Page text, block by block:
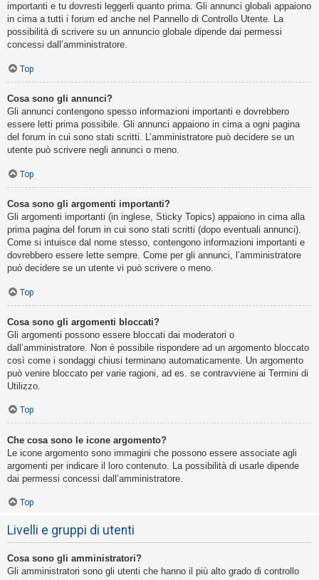
importanti e tu dovresti leggerli quanto prima. Gli annunci globali appaiono
in cima a tutti i forum ed anche nel Pannello di Controllo Utente. La
possibilità di scrivere su un annuncio globale dipende dai permessi
concessi dall’amministratore.
Top
Cosa sono gli annunci?
Gli annunci contengono spesso informazioni importanti e dovrebbero
essere letti prima possibile. Gli annunci appaiono in cima a ogni pagina
del forum in cui sono stati scritti. L’amministratore può decidere se un
utente può scrivere negli annunci o meno.
Top
Cosa sono gli argomenti importanti?
Gli argomenti importanti (in inglese, Sticky Topics) appaiono in cima alla
prima pagina del forum in cui sono stati scritti (dopo eventuali annunci).
Come si intuisce dal nome stesso, contengono informazioni importanti e
dovrebbero essere lette sempre. Come per gli annunci, l’amministratore
può decidere se un utente vi può scrivere o meno.
Top
Cosa sono gli argomenti bloccati?
Gli argomenti possono essere bloccati dai moderatori o
dall’amministratore. Non è possibile rispondere ad un argomento bloccato
così come i sondaggi chiusi terminano automaticamente. Un argomento
può venire bloccato per varie ragioni, ad es. se contravviene ai Termini di
Utilizzo.
Top
Che cosa sono le icone argomento?
Le icone argomento sono immagini che possono essere associate agli
argomenti per indicare il loro contenuto. La possibilità di usarle dipende
dai permessi concessi dall’amministratore.
Top
Livelli e gruppi di utenti
Cosa sono gli amministratori?
Gli amministratori sono gli utenti che hanno il più alto grado di controllo